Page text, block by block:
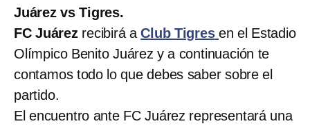
Juárez vs Tigres.
FC Juárez recibirá aClub Tigres en el Estadio
Olímpico Benito Juárez y a continuación te
contamos todo lo que debes saber sobre el
partido.
El encuentro ante FC Juárez representará una